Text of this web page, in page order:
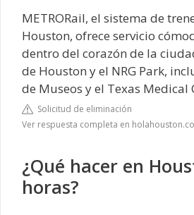
METRORail, el sistema de
Houston, ofrece servicio
dentro del corazón de la
de Houston y el NRG Park,
de Museos y el Texas Medical
Solicitud de eliminación
Ver respuesta completa en
¿Qué hacer en
horas?